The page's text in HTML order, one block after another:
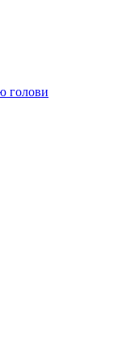
голови